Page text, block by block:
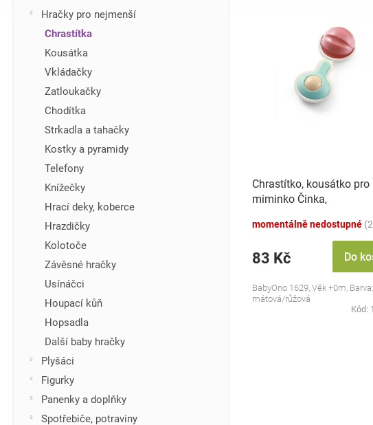
Hračky pro nejmenší
Chrastítka
Kousátka
Vkládačky
Zatloukačky
Chodítka
Strkadla a tahačky
Kostky a pyramidy
Telefony
Knížečky
Hrací deky, koberce
Hrazdičky
Kolotoče
Závěsné hračky
Usínáčci
Houpací kůň
Hopsadla
Další baby hračky
Plyšáci
Figurky
Panenky a doplňky
Spotřebiče, potraviny
Chrastítko, kousátko pro
miminko Činka,
momentálně nedostupné
83 Kč Do
BabyOno 1629, Věk +0m, Barva:
mátová/růžová
Kód: